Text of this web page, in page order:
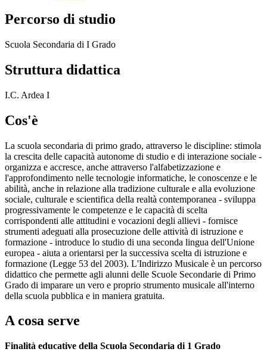
Percorso di studio
Scuola Secondaria di I Grado
Struttura didattica
I.C. Ardea I
Cos'è
La scuola secondaria di primo grado, attraverso le discipline: stimola
la crescita delle capacità autonome di studio e di interazione sociale -
organizza e accresce, anche attraverso l'alfabetizzazione e
l'approfondimento nelle tecnologie informatiche, le conoscenze e le
abilità, anche in relazione alla tradizione culturale e alla evoluzione
sociale, culturale e scientifica della realtà contemporanea - sviluppa
progressivamente le competenze e le capacità di scelta
corrispondenti alle attitudini e vocazioni degli allievi - fornisce
strumenti adeguati alla prosecuzione delle attività di istruzione e
formazione - introduce lo studio di una seconda lingua dell'Unione
europea - aiuta a orientarsi per la successiva scelta di istruzione e
formazione (Legge 53 del 2003). L'Indirizzo Musicale è un percorso
didattico che permette agli alunni delle Scuole Secondarie di Primo
Grado di imparare un vero e proprio strumento musicale all'interno
della scuola pubblica e in maniera gratuita.
A cosa serve
Finalità educative della Scuola Secondaria di 1 Grado